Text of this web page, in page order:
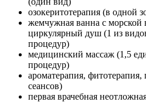
озокеритотерапия (в одной
жемчужная ванна с
циркулярный душ (1 из
процедур)
медицинский массаж (1,5
процедур)
ароматерапия, фитотерапия,
сеансов)
первая врачебная